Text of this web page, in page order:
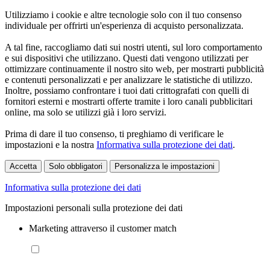
Utilizziamo i cookie e altre tecnologie solo con il tuo consenso
individuale per offrirti un'esperienza di acquisto personalizzata.
A tal fine, raccogliamo dati sui nostri utenti, sul loro comportamento
e sui dispositivi che utilizzano. Questi dati vengono utilizzati per
ottimizzare continuamente il nostro sito web, per mostrarti pubblicità
e contenuti personalizzati e per analizzare le statistiche di utilizzo.
Inoltre, possiamo confrontare i tuoi dati crittografati con quelli di
fornitori esterni e mostrarti offerte tramite i loro canali pubblicitari
online, ma solo se utilizzi già i loro servizi.
Prima di dare il tuo consenso, ti preghiamo di verificare le
impostazioni e la nostra Informativa sulla protezione dei dati.
Accetta Solo obbligatori Personalizza le impostazioni
Informativa sulla protezione dei dati
Impostazioni personali sulla protezione dei dati
Marketing attraverso il customer match